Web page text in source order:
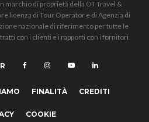
marchio di proprietà della OT Travel &
licenza di Tour Operator e di Agenzia di
nazionale di riferimento per tutte le
con i clienti e i rapporti con i fornitori.
FINALITÀ CREDITI
COOKIE